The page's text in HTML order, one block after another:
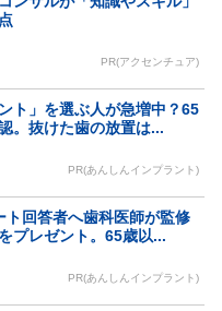
PR(アクセンチュア)
ト」を選ぶ人が急増中？65
。抜けた歯の放置は...
PR(あんしんインプラント)
ト回答者へ歯科医師が監修
プレゼント。65歳以...
PR(あんしんインプラント)